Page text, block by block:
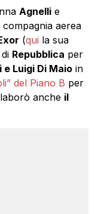
Agnelli e
aerea
(qui la sua
Repubblica per
Luigi Di Maio in
del Piano B per
anche il